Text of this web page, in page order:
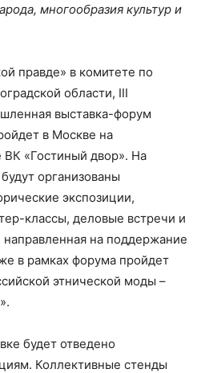
многообразия культур и
правде» в комитете по
области, III
выставка-форум
в Москве на
«Гостиный двор». На
организованы
экспозиции,
классы, деловые встречи и
на поддержание
в рамках форума пройдет
этнической моды –
будет отведено
Коллективные стенды